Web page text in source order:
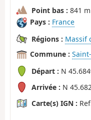
Point bas : 841 m
Pays : France
Régions : Massif
Commune :
Départ : N
Arrivée : N
Carte(s) IGN :